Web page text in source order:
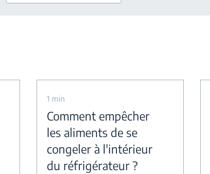
1 min
Comment empêcher
les aliments de se
congeler à l'intérieur
du réfrigérateur ?